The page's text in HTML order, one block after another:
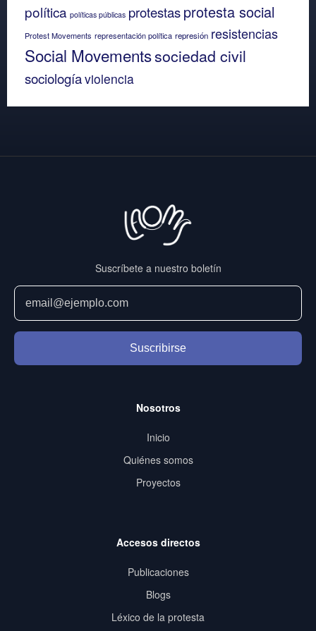
política políticas públicas protestasprotesta social
Protest Movements representación política represión resistencias
Social Movementssociedad civil
sociologíaviolencia
Suscríbete a nuestro boletín
Suscribirse
Nosotros
Inicio
Quiénes somos
Proyectos
Accesos directos
Publicaciones
Blogs
Léxico de la protesta